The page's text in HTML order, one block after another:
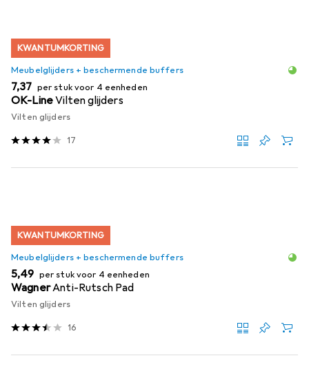
KWANTUMKORTING
Meubelglijders + beschermende buffers
EUR
7,37 per stuk voor 4 eenheden
OK-LineVilten glijders
Vilten glijders
17
KWANTUMKORTING
Meubelglijders + beschermende buffers
EUR
5,49 per stuk voor 4 eenheden
WagnerAnti-Rutsch Pad
Vilten glijders
16